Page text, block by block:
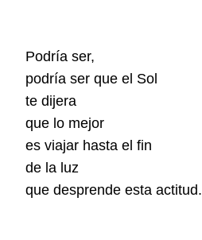
Podría ser,
podría ser que el Sol
te dijera
que lo mejor
es viajar hasta el fin
de la luz
que desprende esta actitud.